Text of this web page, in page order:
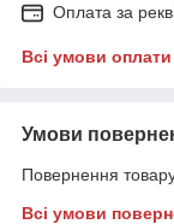
Оплата за
Всі умови оплати
Умови
Повернення
Всі умови